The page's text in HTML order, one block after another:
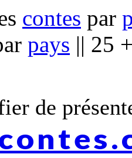
contes par
pays || 25
de